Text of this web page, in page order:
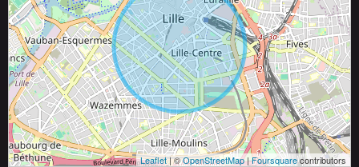
Leaflet| ©OpenStreetMap|Foursquarecontributors